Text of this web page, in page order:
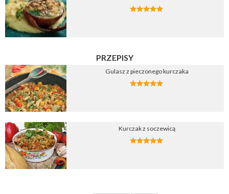
PRZEPISY
Gulasz z pieczonego kurczaka
Kurczak z soczewicą